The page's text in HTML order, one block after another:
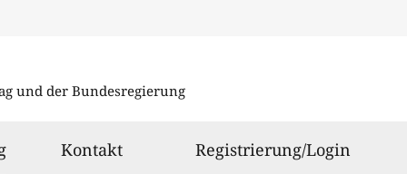
und der Bundesregierung
ausgewählt
Kontakt Registrierung/Login